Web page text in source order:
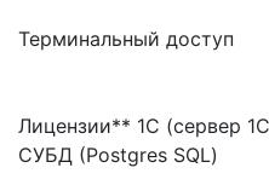
Терминальный доступ
Лицензии** 1С (сервер
СУБД (Postgres SQL)